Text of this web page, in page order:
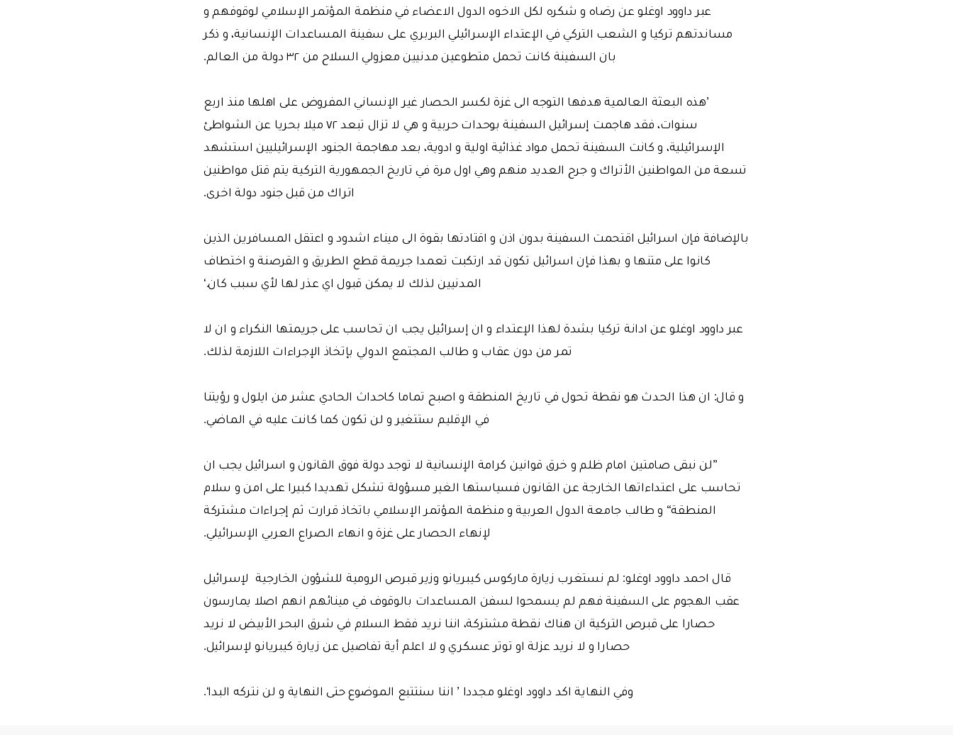
عبر داوود اوغلو عن رضاه و شكره لكل الاخوه الدول الاعضاء في منظمة المؤتمر الإسلامي لوقوفهم و
مساندتهم تركيا و الشعب التركي في الإعتداء الإسرائيلي البربري على سفينة المساعدات الإنسانية، و ذكر
بان السفينة كانت تحمل متطوعين مدنيين معزولي السلاح من ٣٢ دولة من العالم.
’هذه البعثة العالمية هدفها التوجه الى غزة لكسر الحصار غير الإنساني المفروض على اهلها منذ اربع
سنوات، فقد هاجمت إسرائيل السفينة بوحدات حربية و هي لا تزال تبعد ٧٢ ميلا بحريا عن الشواطئ
الإسرائيلية، و كانت السفينة تحمل مواد غذائية اولية و ادوية، بعد مهاجمة الجنود الإسرائيليين استشهد
تسعة من المواطنين الأتراك و جرح العديد منهم وهي اول مرة في تاريخ الجمهورية التركية يتم قتل مواطنين
اتراك من قبل جنود دولة اخرى.
بالإضافة فإن اسرائيل اقتحمت السفينة بدون اذن و اقتادتها بقوة الى ميناء اشدود و اعتقل المسافرين الذين
كانوا على متنها و بهذا فإن اسرائيل تكون قد ارتكبت تعمدا جريمة قطع الطريق و القرصنة و اختطاف
المدنيين لذلك لا يمكن قبول اي عذر لها لأي سبب كان.‘
عبر داوود اوغلو عن ادانة تركيا بشدة لهذا الإعتداء و ان إسرائيل يجب ان تحاسب على جريمتها النكراء و ان لا
تمر من دون عقاب و طالب المجتمع الدولي بإتخاذ الإجراءات اللازمة لذلك.
و قال: ان هذا الحدث هو نقطة تحول في تاريخ المنطقة و اصبح تماما كاحداث الحادي عشر من ايلول و رؤيتنا
في الإقليم ستتغير و لن تكون كما كانت عليه في الماضي.
”لن نبقى صامتين امام ظلم و خرق قوانين كرامة الإنسانية لا توجد دولة فوق القانون و اسرائيل يجب ان
تحاسب على اعتداءاتها الخارجة عن القانون فسياستها الغير مسؤولة تشكل تهديدا كبيرا على امن و سلام
المنطقة“ و طالب جامعة الدول العربية و منظمة المؤتمر الإسلامي باتخاذ قرارت ثم إجراءات مشتركة
لإنهاء الحصار على غزة و انهاء الصراع العربي الإسرائيلي.
قال احمد داوود اوغلو: لم نستغرب زيارة ماركوس كيبريانو وزير قبرص الرومية للشؤون الخارجية لإسرائيل
عقب الهجوم على السفينة فهم لم يسمحوا لسفن المساعدات بالوقوف في مينائهم انهم اصلا يمارسون
حصارا على قبرص التركية ان هناك نقطة مشتركة، اننا نريد فقط السلام في شرق البحر الأبيض لا نريد
حصارا و لا نريد عزلة او توتر عسكري و لا اعلم أية تفاصيل عن زيارة كيبريانو لإسرائيل.
وفي النهاية اكد داوود اوغلو مجددا ’ اننا سنتتبع الموضوع حتى النهاية و لن نتركه البدا‘.